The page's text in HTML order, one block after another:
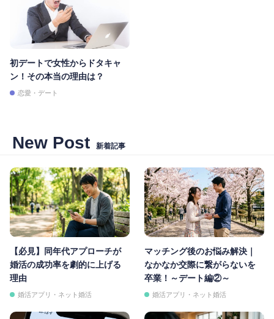
初デートで女性からドタキャ
ン！その本当の理由は？
恋愛・デート
New Post 新着記事
【必見】同年代アプローチが
婚活の成功率を劇的に上げる
理由
婚活アプリ・ネット婚活
マッチング後のお悩み解決｜
なかなか交際に繋がらないを
卒業！～デート編②～
婚活アプリ・ネット婚活